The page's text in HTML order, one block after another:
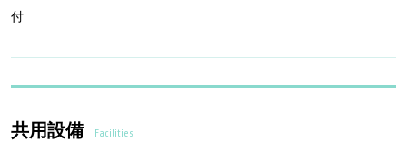
付
共用設備 Facilities